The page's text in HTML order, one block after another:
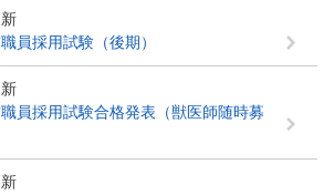
員採用試験（後期）
員採用試験合格発表（獣医師随時募